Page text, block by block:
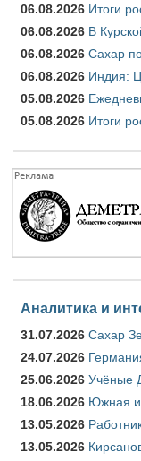
06.08.2026 Итоги
06.08.2026 В
06.08.2026 Сахар
06.08.2026 Индия:
05.08.2026
05.08.2026 Итоги
Аналитика и
31.07.2026 Сахар
24.07.2026
25.06.2026 Учёные
18.06.2026 Южная и
13.05.2026
13.05.2026